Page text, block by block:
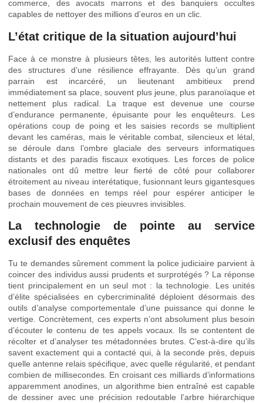
commerce, des avocats marrons et des banquiers occultes
capables de nettoyer des millions d’euros en un clic.
L’état critique de la situation aujourd’hui
Face à ce monstre à plusieurs têtes, les autorités luttent contre
des structures d’une résilience effrayante. Dès qu’un grand
parrain est incarcéré, un lieutenant ambitieux prend
immédiatement sa place, souvent plus jeune, plus paranoïaque et
nettement plus radical. La traque est devenue une course
d’endurance permanente, épuisante pour les enquêteurs. Les
opérations coup de poing et les saisies records se multiplient
devant les caméras, mais le véritable combat, silencieux et létal,
se déroule dans l’ombre glaciale des serveurs informatiques
distants et des paradis fiscaux exotiques. Les forces de police
nationales ont dû mettre leur fierté de côté pour collaborer
étroitement au niveau interétatique, fusionnant leurs gigantesques
bases de données en temps réel pour espérer anticiper le
prochain mouvement de ces pieuvres invisibles.
La technologie de pointe au service
exclusif des enquêtes
Tu te demandes sûrement comment la police judiciaire parvient à
coincer des individus aussi prudents et surprotégés ? La réponse
tient principalement en un seul mot : la technologie. Les unités
d’élite spécialisées en cybercriminalité déploient désormais des
outils d’analyse comportementale d’une puissance qui donne le
vertige. Concrètement, ces experts n’ont absolument plus besoin
d’écouter le contenu de tes appels vocaux. Ils se contentent de
récolter et d’analyser tes métadonnées brutes. C’est-à-dire qu’ils
savent exactement qui a contacté qui, à la seconde près, depuis
quelle antenne relais spécifique, avec quelle régularité, et pendant
combien de millisecondes. En croisant ces milliards d’informations
apparemment anodines, un algorithme bien entraîné est capable
de dessiner avec une précision redoutable l’arbre hiérarchique